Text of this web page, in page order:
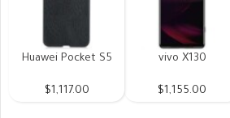
vivo X130
$1,155.00
Huawei Pocket S5
$1,117.00